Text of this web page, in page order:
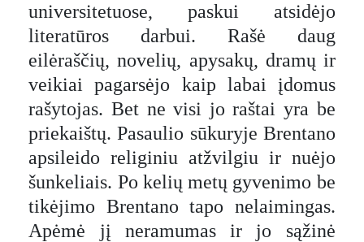
universitetuose, paskui atsidėjo
literatūros darbui. Rašė daug
eilėraščių, novelių, apysakų, dramų ir
veikiai pagarsėjo kaip labai įdomus
rašytojas. Bet ne visi jo raštai yra be
priekaištų. Pasaulio sūkuryje Brentano
apsileido religiniu atžvilgiu ir nuėjo
šunkeliais. Po kelių metų gyvenimo be
tikėjimo Brentano tapo nelaimingas.
Apėmė jį neramumas ir jo sąžinė